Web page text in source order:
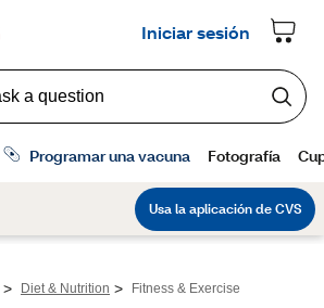
> Diet & Nutrition > Fitness & Exercise